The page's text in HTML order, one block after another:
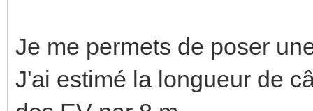
Je me permets de poser
J'ai estimé la longueur de